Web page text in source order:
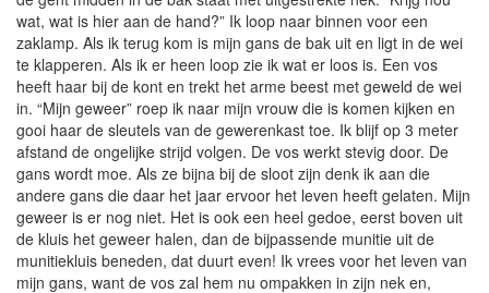
wat, wat is hier aan de hand?” Ik loop naar binnen voor een
zaklamp. Als ik terug kom is mijn gans de bak uit en ligt in de wei
te klapperen. Als ik er heen loop zie ik wat er loos is. Een vos
heeft haar bij de kont en trekt het arme beest met geweld de wei
in. “Mijn geweer” roep ik naar mijn vrouw die is komen kijken en
gooi haar de sleutels van de gewerenkast toe. Ik blijf op 3 meter
afstand de ongelijke strijd volgen. De vos werkt stevig door. De
gans wordt moe. Als ze bijna bij de sloot zijn denk ik aan die
andere gans die daar het jaar ervoor het leven heeft gelaten. Mijn
geweer is er nog niet. Het is ook een heel gedoe, eerst boven uit
de kluis het geweer halen, dan de bijpassende munitie uit de
munitiekluis beneden, dat duurt even! Ik vrees voor het leven van
mijn gans, want de vos zal hem nu ompakken in zijn nek en,